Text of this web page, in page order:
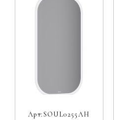
Арт:SOUL0255AH